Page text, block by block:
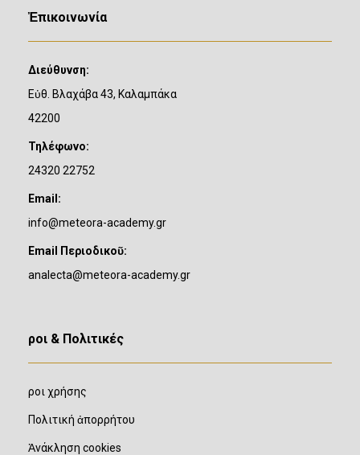
Ἐπικοινωνία
Διεύθυνση:
Εὐθ. Βλαχάβα 43, Καλαμπάκα
42200
Τηλέφωνο:
24320 22752
Email:
info@meteora-academy.gr
Email Περιοδικοῦ:
analecta@meteora-academy.gr
Ὅροι & Πολιτικές
Ὅροι χρήσης
Πολιτική ἀπορρήτου
Ἀνάκληση cookies